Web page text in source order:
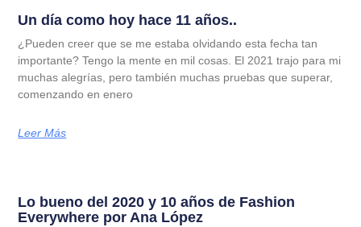
Un día como hoy hace 11 años..
¿Pueden creer que se me estaba olvidando esta fecha tan
importante? Tengo la mente en mil cosas. El 2021 trajo para mi
muchas alegrías, pero también muchas pruebas que superar,
comenzando en enero
Leer Más
Lo bueno del 2020 y 10 años de Fashion
Everywhere por Ana López